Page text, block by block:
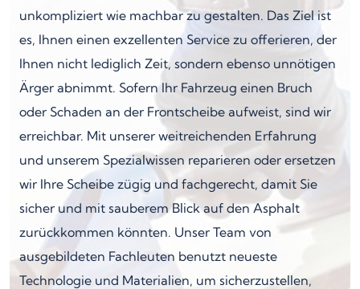
unkompliziert wie machbar zu gestalten. Das Ziel ist
es, Ihnen einen exzellenten Service zu offerieren, der
Ihnen nicht lediglich Zeit, sondern ebenso unnötigen
Ärger abnimmt. Sofern Ihr Fahrzeug einen Bruch
oder Schaden an der Frontscheibe aufweist, sind wir
erreichbar. Mit unserer weitreichenden Erfahrung
und unserem Spezialwissen reparieren oder ersetzen
wir Ihre Scheibe zügig und fachgerecht, damit Sie
sicher und mit sauberem Blick auf den Asphalt
zurückkommen könnten. Unser Team von
ausgebildeten Fachleuten benutzt neueste
Technologie und Materialien, um sicherzustellen,